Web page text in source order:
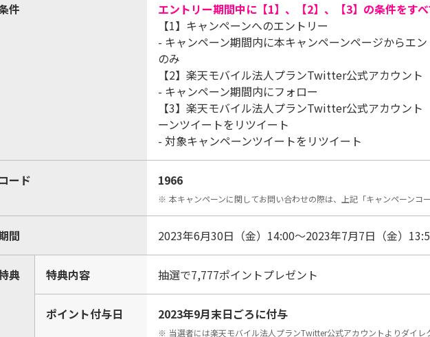
件
エントリー期間中に【1】、【2】、【3】の条件をす
【1】キャンペーンへのエントリー
- キャンペーン期間内に本キャンペーンページからエ
のみ
【2】楽天モバイル法人プランTwitter公式アカウン
- キャンペーン期間内にフォロー
【3】楽天モバイル法人プランTwitter公式アカウン
ーンツイートをリツイート
- 対象キャンペーンツイートをリツイート
ード 1966
※ 本キャンペーンに関してお問い合わせの際は、上記「キャンペーンコ
間 2023年6月30日（金）14:00～2023年7月7日（金）
典 特典内容 抽選で7,777ポイントプレゼント
ポイント付与日 2023年9月末日ごろに付与
※ 当選者には楽天モバイル法人プランTwitter公式アカウントよりダイ